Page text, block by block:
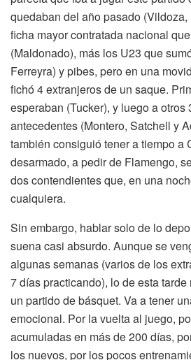
quedaban del año pasado
ficha mayor contratada nacional
(Maldonado), más los U23 que
Ferreyra) y pibes, pero en una
fichó 4 extranjeros de un saque.
esperaban (Tucker), y luego a otros
antecedentes (Montero, Satchell y
también consiguió tener a tiempo a
desarmado, a pedir de Flamengo,
dos contendientes que, en una
cualquiera.
Sin embargo, hablar solo de lo
suena casi absurdo. Aunque se
algunas semanas (varios de los
7 días practicando), lo de esta
un partido de básquet. Va a tener
emocional. Por la vuelta al juego,
acumuladas en más de 200 días,
los nuevos, por los pocos